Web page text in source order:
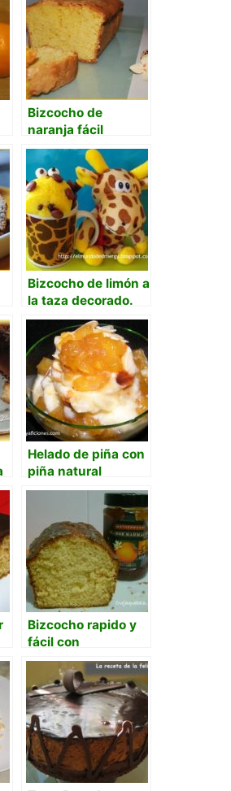
Bizcocho de
naranja fácil
Bizcocho de limón a
la taza decorado.
Bizcocho jirafa.
Helado de piña con
piña natural
caramelizada y
almendra, receta
Bizcocho rapido y
fácil con
mermelada de
naranja amarga